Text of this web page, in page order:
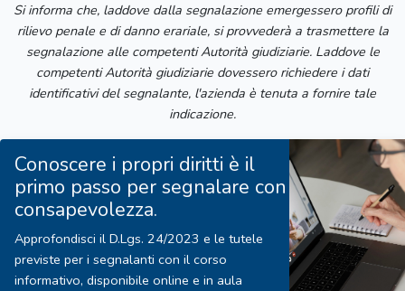
Si informa che, laddove dalla segnalazione emergessero profili di
rilievo penale e di danno erariale, si provvederà a trasmettere la
segnalazione alle competenti Autorità giudiziarie. Laddove le
competenti Autorità giudiziarie dovessero richiedere i dati
identificativi del segnalante, l'azienda è tenuta a fornire tale
indicazione.
Conoscere i propri diritti è il
primo passo per segnalare con
consapevolezza.
Approfondisci il D.Lgs. 24/2023 e le tutele
previste per i segnalanti con il corso
informativo, disponibile online e in aula